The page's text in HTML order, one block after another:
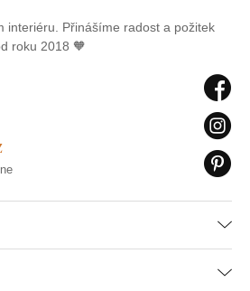
interiéru. Přinášíme radost a požitek
roku 2018 🧡